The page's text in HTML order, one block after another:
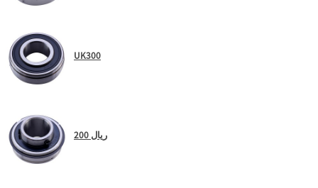
UK300
200 ريال